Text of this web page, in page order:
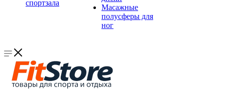
спортзала
Масажные
полусферы для
ног